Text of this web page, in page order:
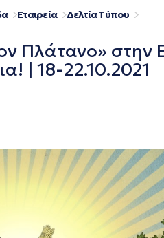
Εταιρεία
Δελτία Τύπου
Πλάτανο»
| 18-22.10.2021